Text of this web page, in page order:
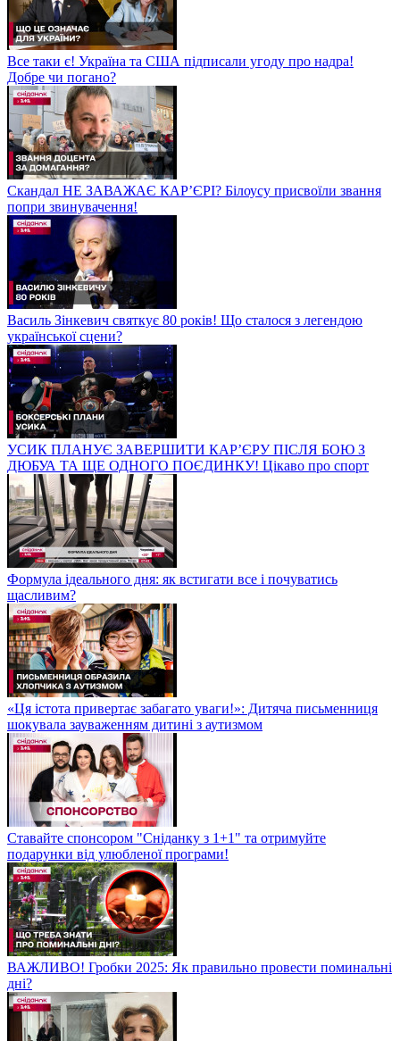
Все таки є! Україна та США підписали угоду про надра!
Добре чи погано?
Скандал НЕ ЗАВАЖАЄ КАР’ЄРІ? Білоусу присвоїли звання
попри звинувачення!
Василь Зінкевич святкує 80 років! Що сталося з легендою
української сцени?
УСИК ПЛАНУЄ ЗАВЕРШИТИ КАР’ЄРУ ПІСЛЯ БОЮ З
ДЮБУА ТА ЩЕ ОДНОГО ПОЄДИНКУ! Цікаво про спорт
Формула ідеального дня: як встигати все і почуватись
щасливим?
«Ця істота привертає забагато уваги!»: Дитяча письменниця
шокувала зауваженням дитині з аутизмом
Ставайте спонсором "Сніданку з 1+1" та отримуйте
подарунки від улюбленої програми!
ВАЖЛИВО! Гробки 2025: Як правильно провести поминальні
дні?